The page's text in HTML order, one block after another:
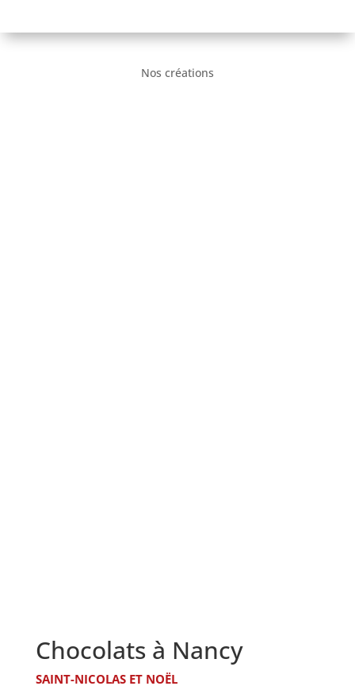
Nos créations
Chocolats à Nancy
SAINT-NICOLAS ET NOËL